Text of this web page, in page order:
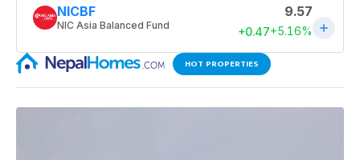
HOT PROPERTIES